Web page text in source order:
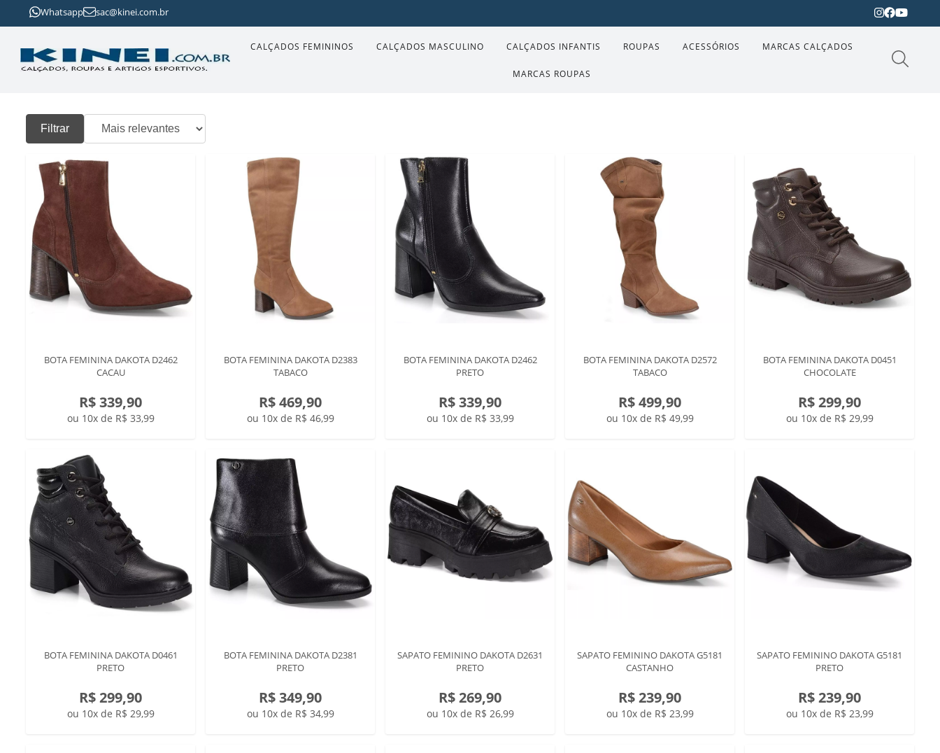
Whatsapp sac@kinei.com.br
CALÇADOS FEMININOS CALÇADOS MASCULINO CALÇADOS INFANTIS ROUPAS ACESSÓRIOS MARCAS CALÇADOS
MARCAS ROUPAS
Filtrar
BOTA FEMININA DAKOTA D2462
CACAU
R$ 339,90
ou 10x de R$ 33,99
BOTA FEMININA DAKOTA D2383
TABACO
R$ 469,90
ou 10x de R$ 46,99
BOTA FEMININA DAKOTA D2462
PRETO
R$ 339,90
ou 10x de R$ 33,99
BOTA FEMININA DAKOTA D2572
TABACO
R$ 499,90
ou 10x de R$ 49,99
BOTA FEMININA DAKOTA D0451
CHOCOLATE
R$ 299,90
ou 10x de R$ 29,99
BOTA FEMININA DAKOTA D0461
PRETO
R$ 299,90
ou 10x de R$ 29,99
BOTA FEMININA DAKOTA D2381
PRETO
R$ 349,90
ou 10x de R$ 34,99
SAPATO FEMININO DAKOTA D2631
PRETO
R$ 269,90
ou 10x de R$ 26,99
SAPATO FEMININO DAKOTA G5181
CASTANHO
R$ 239,90
ou 10x de R$ 23,99
SAPATO FEMININO DAKOTA G5181
PRETO
R$ 239,90
ou 10x de R$ 23,99